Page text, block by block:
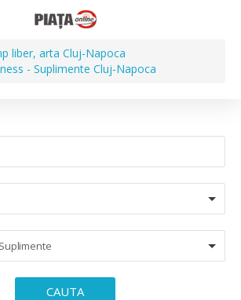
liber, arta Cluj-Napoca
- Suplimente Cluj-Napoca
CAUTA